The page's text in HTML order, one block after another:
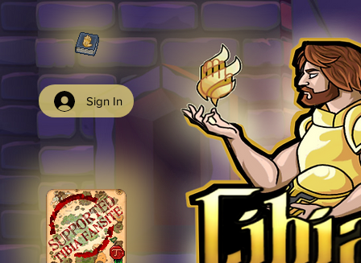
Sign In